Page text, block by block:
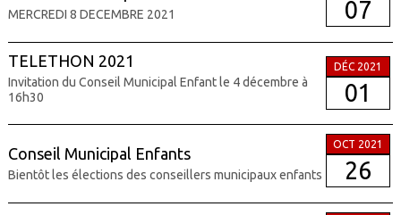
MERCREDI 8 DECEMBRE 2021 07
TELETHON 2021
Invitation du Conseil Municipal Enfant le 4 décembre à
16h30
DÉC 2021
01
Conseil Municipal Enfants
Bientôt les élections des conseillers municipaux enfants
OCT 2021
26